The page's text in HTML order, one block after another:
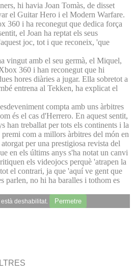
hi havia Joan Tomàs, de disset
el Guitar Hero i el Modern Warfare.
360 i ha reconegut que dedica força
el Joan ha reptat els seus
joc, tot i que reconeix, 'que
vingut amb el seu germà, el Miquel,
360 i han reconegut que hi
hores diàries a jugar. Ella sobretot a
entrena al Tekken, ha explicat el
compta amb uns àrbitres
és el cas d'Herrero. En aquest sentit,
han treballat per tots els continents i la
premi com a millors àrbitres del món en
per una prestigiosa revista del
en els últims anys s'ha notat un canvi
els videojocs perquè 'atrapen la
el contrari, ja que 'aquí ve gent que
parlen, no hi ha baralles i tothom es
deshabilitat. Permetre